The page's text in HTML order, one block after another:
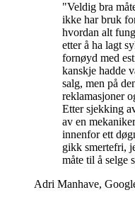
"Veldig bra
ikke har bruk
hvordan alt
etter å ha lagt
fornøyd med
kanskje hadde
salg, men på
reklamasjoner
Etter sjekking
av en
innenfor ett
gikk smertefri,
måte til å selge
Adri Manhave,